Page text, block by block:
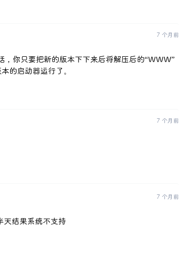
7 个月前
你只要把新的版本下下来后将解压后的“WWW”
的启动器运行了。
7 个月前
7 个月前
天结果系统不支持